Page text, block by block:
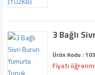
Ürün Kodu : 103
Fiyatı